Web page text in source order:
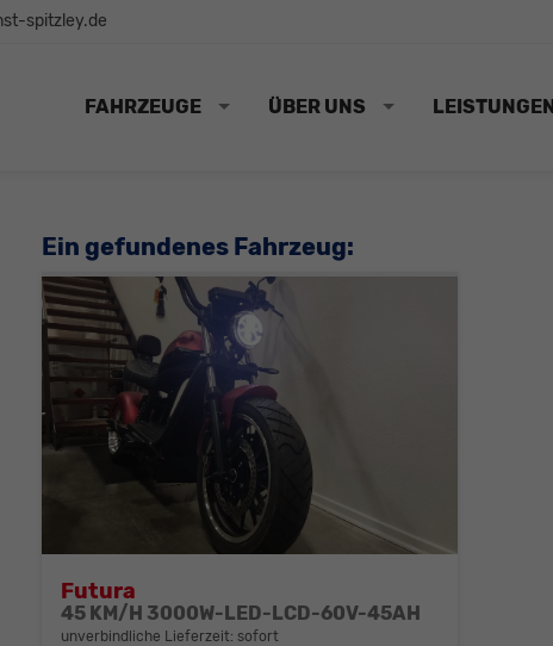
spitzley.de
FAHRZEUGE ÜBER UNS LEISTUNGEN
Ein gefundenes Fahrzeug:
Futura
45 KM/H 3000W-LED-LCD-60V-45AH
unverbindliche Lieferzeit: sofort